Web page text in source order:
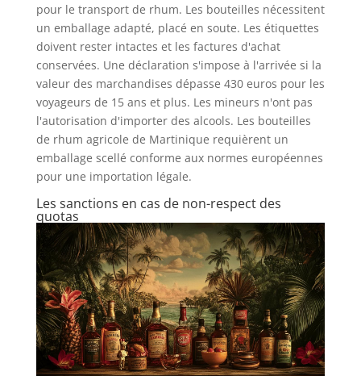
pour le transport de rhum. Les bouteilles nécessitent
un emballage adapté, placé en soute. Les étiquettes
doivent rester intactes et les factures d'achat
conservées. Une déclaration s'impose à l'arrivée si la
valeur des marchandises dépasse 430 euros pour les
voyageurs de 15 ans et plus. Les mineurs n'ont pas
l'autorisation d'importer des alcools. Les bouteilles
de rhum agricole de Martinique requièrent un
emballage scellé conforme aux normes européennes
pour une importation légale.
Les sanctions en cas de non-respect des
quotas